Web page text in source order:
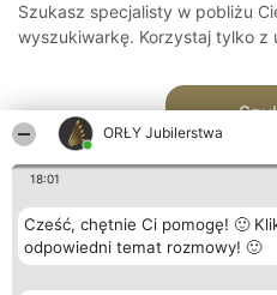
ORŁY Jubilerstwa
18:01
Cześć, chętnie Ci pomogę! 🙂
odpowiedni temat rozmowy! 🙂
Szukasz specjalisty w pobliżu
wyszukiwarkę. Korzystaj tylko z
Organizator plebiscytu